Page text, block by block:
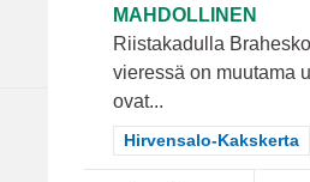
MAHDOLLINEN
Riistakadulla
vieressä on muutama
ovat...
Rajaa tulokset
Hirvensalo-Kakskerta